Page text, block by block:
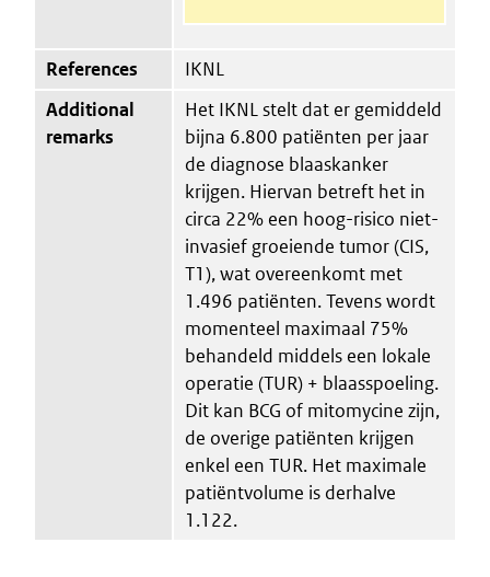
References
IKNL
Additional
remarks
Het IKNL stelt dat er gemiddeld
bijna 6.800 patiënten per jaar
de diagnose blaaskanker
krijgen. Hiervan betreft het in
circa 22% een hoog-risico niet-
invasief groeiende tumor (CIS,
T1), wat overeenkomt met
1.496 patiënten. Tevens wordt
momenteel maximaal 75%
behandeld middels een lokale
operatie (TUR) + blaasspoeling.
Dit kan BCG of mitomycine zijn,
de overige patiënten krijgen
enkel een TUR. Het maximale
patiëntvolume is derhalve
1.122.